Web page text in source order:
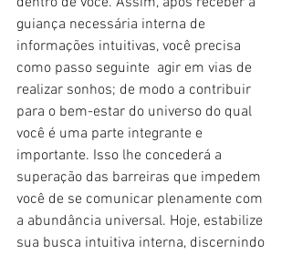
guiança necessária interna de
informações intuitivas, você precisa
como passo seguinte  agir em vias de
realizar sonhos; de modo a contribuir
para o bem-estar do universo do qual
você é uma parte integrante e
importante. Isso lhe concederá a
superação das barreiras que impedem
você de se comunicar plenamente com
a abundância universal. Hoje, estabilize
sua busca intuitiva interna, discernindo